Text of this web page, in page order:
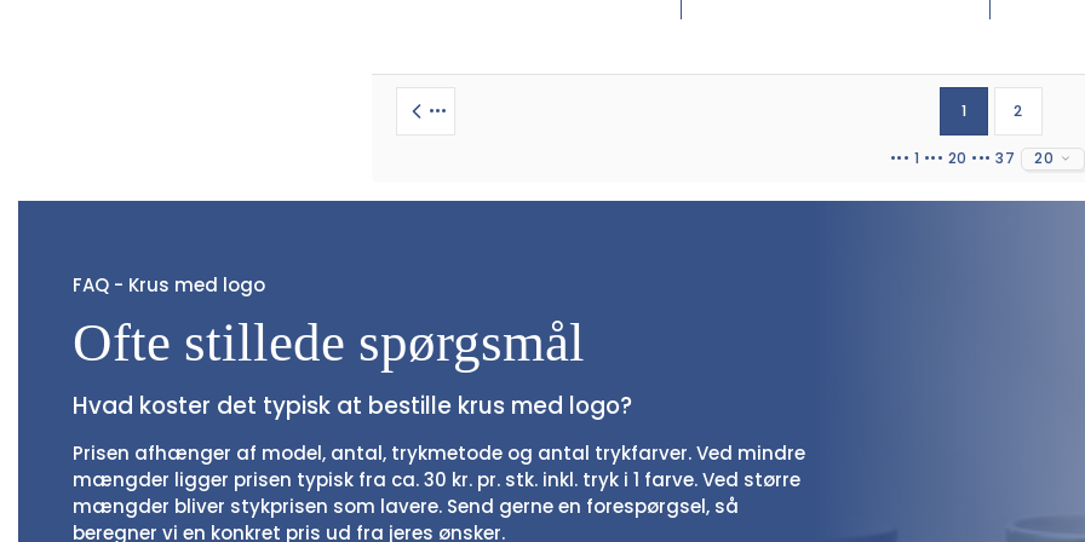
••• 1 2
••• 1 ••• 20 ••• 37 20
FAQ - Krus med logo
Ofte stillede spørgsmål
Hvad koster det typisk at bestille krus med logo?
Prisen afhænger af model, antal, trykmetode og antal trykfarver. Ved mindre
mængder ligger prisen typisk fra ca. 30 kr. pr. stk. inkl. tryk i 1 farve. Ved større
mængder bliver stykprisen som lavere. Send gerne en forespørgsel, så
beregner vi en konkret pris ud fra jeres ønsker.